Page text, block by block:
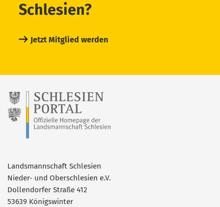
Schlesien?
Jetzt Mitglied werden
Landsmannschaft Schlesien
Nieder- und Oberschlesien e.V.
Dollendorfer Straße 412
53639 Königswinter